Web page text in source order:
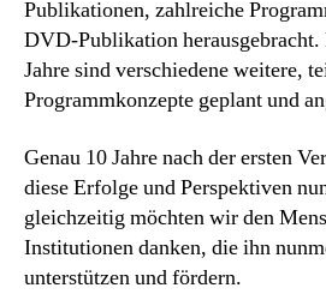
Publikationen, zahlreiche
DVD-Publikation herausgebracht.
Jahre sind verschiedene weitere,
Programmkonzepte geplant und
Genau 10 Jahre nach der ersten
diese Erfolge und Perspektiven
gleichzeitig möchten wir den
Institutionen danken, die ihn
unterstützen und fördern.